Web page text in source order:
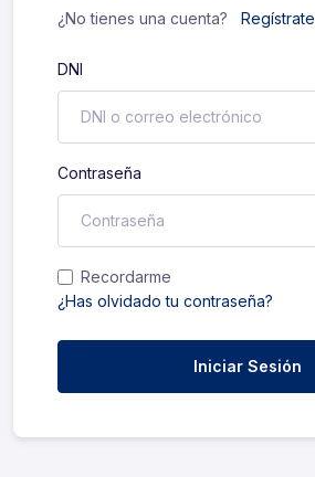
¿No tienes una cuenta? Regístrate
DNI
Contraseña
Recordarme
¿Has olvidado tu contraseña?
Iniciar Sesión